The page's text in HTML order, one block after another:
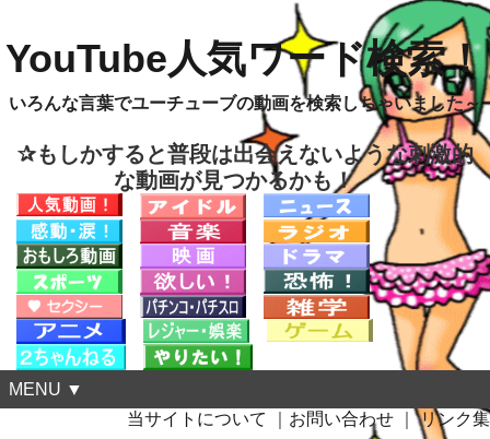
YouTube人気ワード検索！
いろんな言葉でユーチューブの動画を検索しちゃいました～
✰もしかすると普段は出会えないような刺激的
な動画が見つかるかも！
MENU ▼
当サイトについて
お問い合わせ ｜リンク集